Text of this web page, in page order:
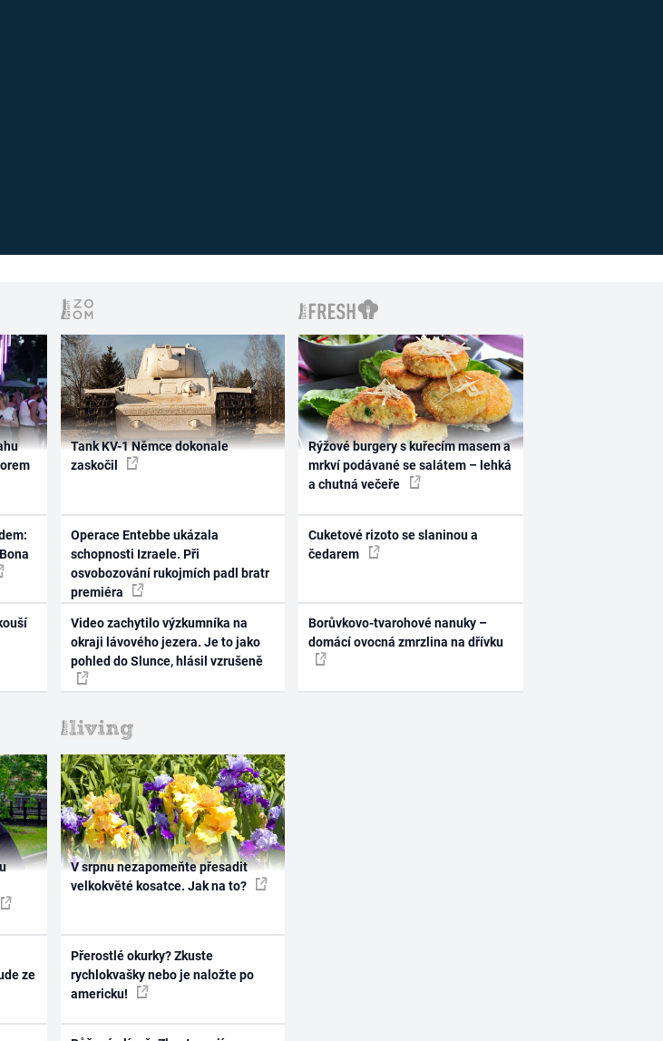
Tank KV-1 Němce dokonale
zaskočil
Operace Entebbe ukázala
schopnosti Izraele. Při
osvobozování rukojmích padl bratr
premiéra
Video zachytilo výzkumníka na
okraji lávového jezera. Je to jako
pohled do Slunce, hlásil vzrušeně
Rýžové burgery s kuřecím masem a
mrkví podávané se salátem – lehká
a chutná večeře
Cuketové rizoto se slaninou a
čedarem
Borůvkovo-tvarohové nanuky –
domácí ovocná zmrzlina na dřívku
ze
V srpnu nezapomeňte přesadit
velkokvěté kosatce. Jak na to?
Přerostlé okurky? Zkuste
rychlokvašky nebo je naložte po
americku!